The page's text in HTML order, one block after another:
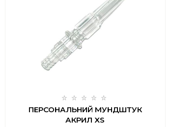
ПЕРСОНАЛЬНИЙ МУНДШТУК
АКРИЛ XS